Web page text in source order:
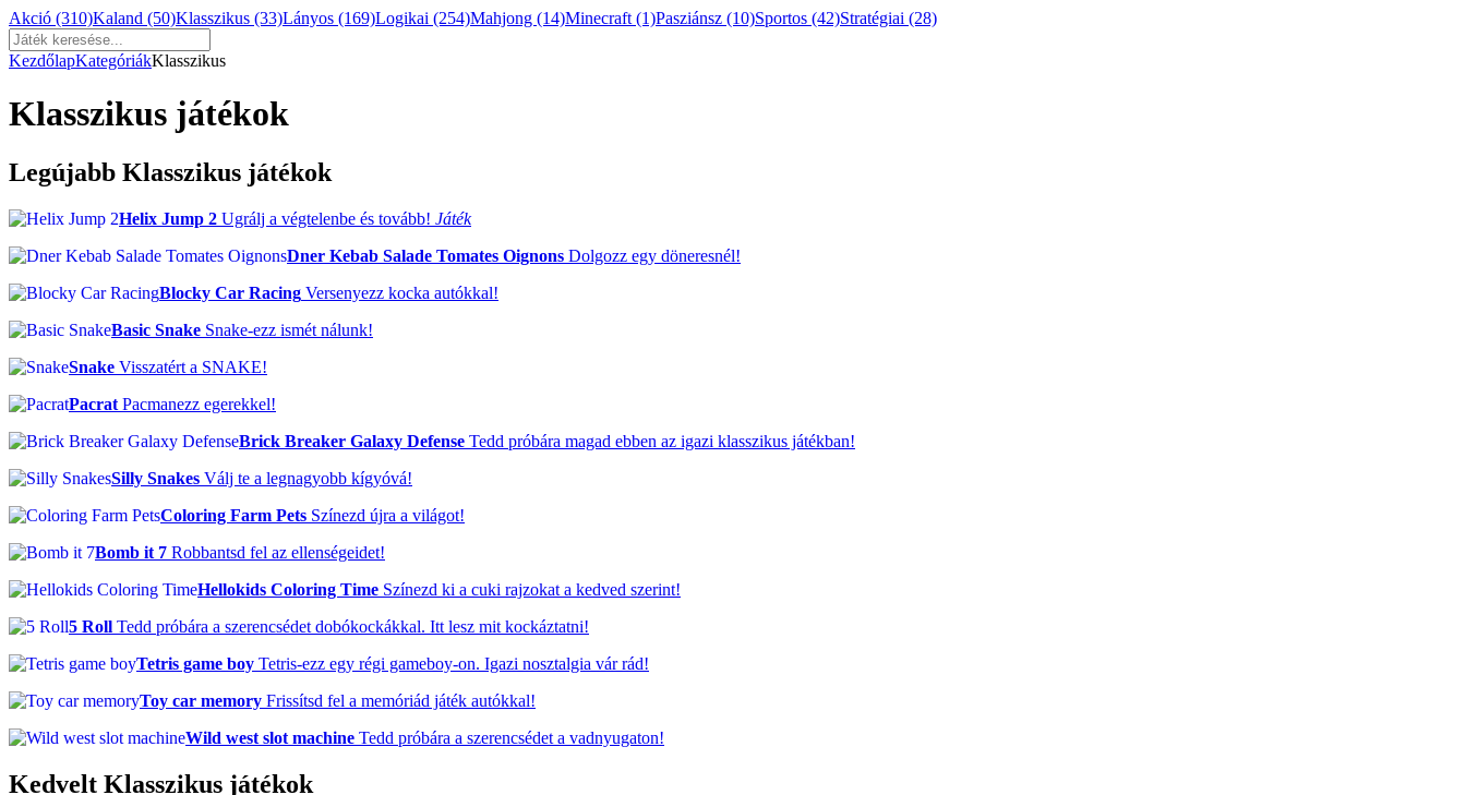
Akció (310)Kaland (50)Klasszikus (33)Lányos (169)Logikai (254)Mahjong (14)Minecraft (1)Pasziánsz (10)Sportos (42)Stratégiai (28)
KezdőlapKategóriákKlasszikus
Klasszikus játékok
Legújabb Klasszikus játékok
Helix Jump 2 Ugrálj a végtelenbe és tovább! Játék
Dner Kebab Salade Tomates Oignons Dolgozz egy döneresnél!
Blocky Car Racing Versenyezz kocka autókkal!
Basic Snake Snake-ezz ismét nálunk!
Snake Visszatért a SNAKE!
Pacrat Pacmanezz egerekkel!
Brick Breaker Galaxy Defense Tedd próbára magad ebben az igazi klasszikus játékban!
Silly Snakes Válj te a legnagyobb kígyóvá!
Coloring Farm Pets Színezd újra a világot!
Bomb it 7 Robbantsd fel az ellenségeidet!
Hellokids Coloring Time Színezd ki a cuki rajzokat a kedved szerint!
5 Roll Tedd próbára a szerencsédet dobókockákkal. Itt lesz mit kockáztatni!
Tetris game boy Tetris-ezz egy régi gameboy-on. Igazi nosztalgia vár rád!
Toy car memory Frissítsd fel a memóriád játék autókkal!
Wild west slot machine Tedd próbára a szerencsédet a vadnyugaton!
Kedvelt Klasszikus játékok